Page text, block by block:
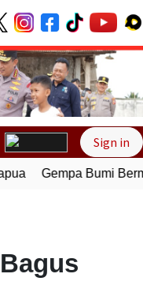
Next
Sign in
Gempa Bumi